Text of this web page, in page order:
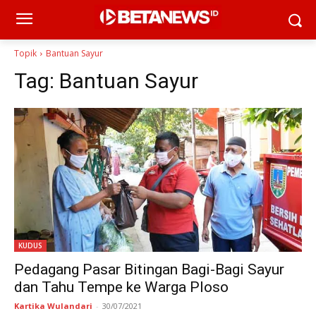
Topik Bantuan Sayur
Tag: Bantuan Sayur
KUDUS
Pedagang Pasar Bitingan Bagi-Bagi Sayur
dan Tahu Tempe ke Warga Ploso
Kartika Wulandari - 30/07/2021